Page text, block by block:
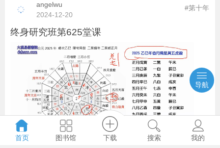
angelwu
2024-12-20
#第十年
终身研究班第625堂课
首页 图书馆 下载 搜索 我的
导航